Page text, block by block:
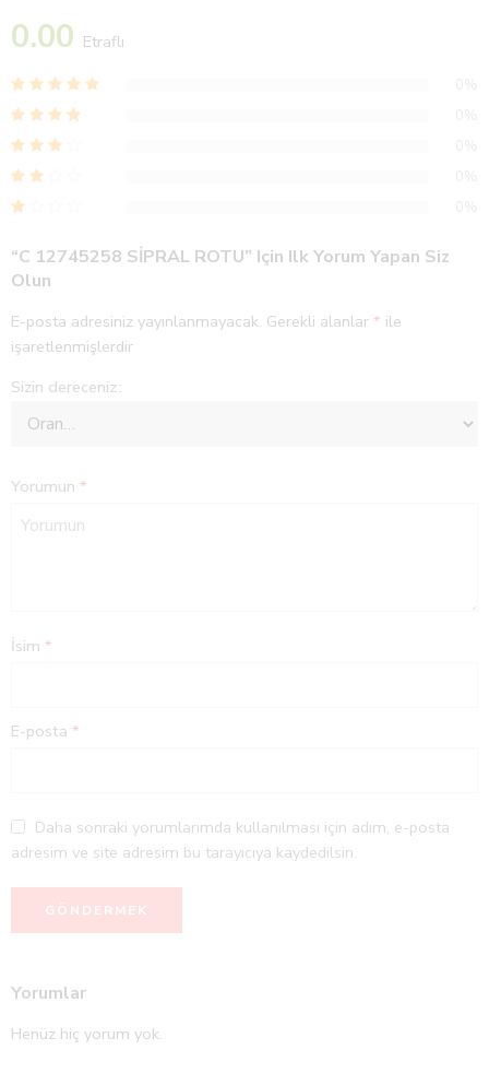
0.00 Etraflı
“C 12745258 SİPRAL ROTU” Için Ilk Yorum Yapan Siz
Olun
E-posta adresiniz yayınlanmayacak. Gerekli alanlar * ile
işaretlenmişlerdir
Sizin dereceniz
Yorumun *
İsim *
E-posta *
Daha sonraki yorumlarımda kullanılması için adım, e-posta
adresim ve site adresim bu tarayıcıya kaydedilsin.
Yorumlar
Henüz hiç yorum yok.